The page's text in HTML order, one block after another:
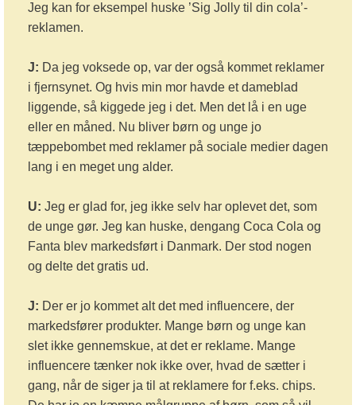
Jeg kan for eksempel huske ’Sig Jolly til din cola’-
reklamen.
J: Da jeg voksede op, var der også kommet reklamer
i fjernsynet. Og hvis min mor havde et dameblad
liggende, så kiggede jeg i det. Men det lå i en uge
eller en måned. Nu bliver børn og unge jo
tæppebombet med reklamer på sociale medier dagen
lang i en meget ung alder.
U: Jeg er glad for, jeg ikke selv har oplevet det, som
de unge gør. Jeg kan huske, dengang Coca Cola og
Fanta blev markedsført i Danmark. Der stod nogen
og delte det gratis ud.
J: Der er jo kommet alt det med influencere, der
markedsfører produkter. Mange børn og unge kan
slet ikke gennemskue, at det er reklame. Mange
influencere tænker nok ikke over, hvad de sætter i
gang, når de siger ja til at reklamere for f.eks. chips.